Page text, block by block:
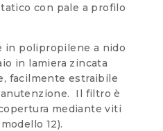
con pale a profilo
in polipropilene a nido
in lamiera zincata
facilmente estraibile
Il filtro è
mediante viti
12).